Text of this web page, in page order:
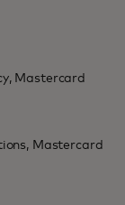
Mastercard
Mastercard